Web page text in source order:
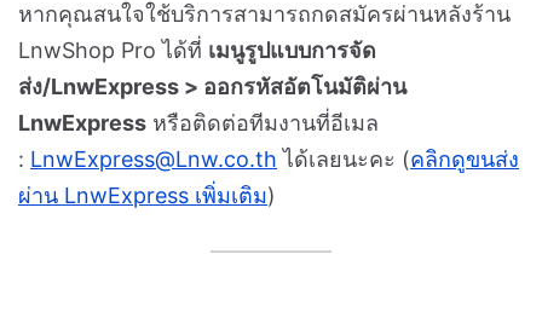
หากคุณสนใจใช้บริการสามารถกดสมัครผ่านหลังร้าน
LnwShop Pro ได้ที่ เมนูรูปแบบการจัด
ส่ง/LnwExpress > ออกรหัสอัตโนมัติผ่าน
LnwExpress หรือติดต่อทีมงานที่อีเมล
: LnwExpress@Lnw.co.th ได้เลยนะคะ (คลิกดูขนส่ง
ผ่าน LnwExpress เพิ่มเติม)